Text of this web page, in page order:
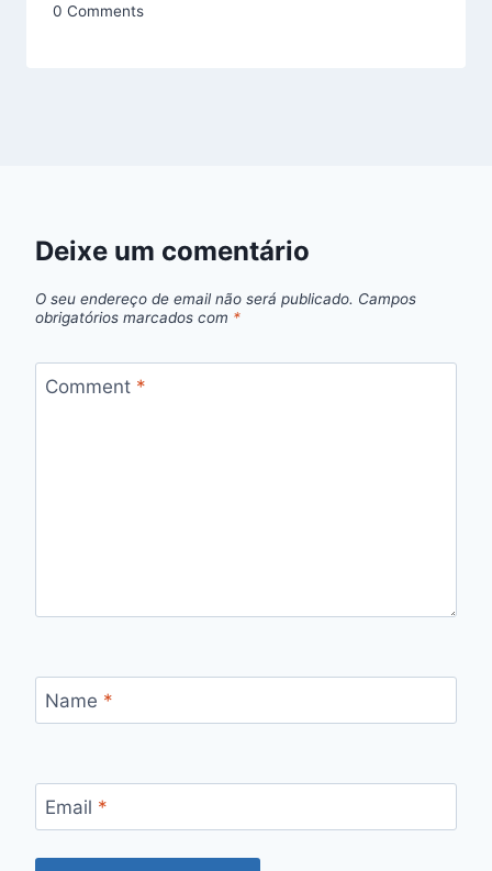
0 Comments
Deixe um comentário
O seu endereço de email não será publicado. Campos
obrigatórios marcados com *
Comment *
Name *
Email *